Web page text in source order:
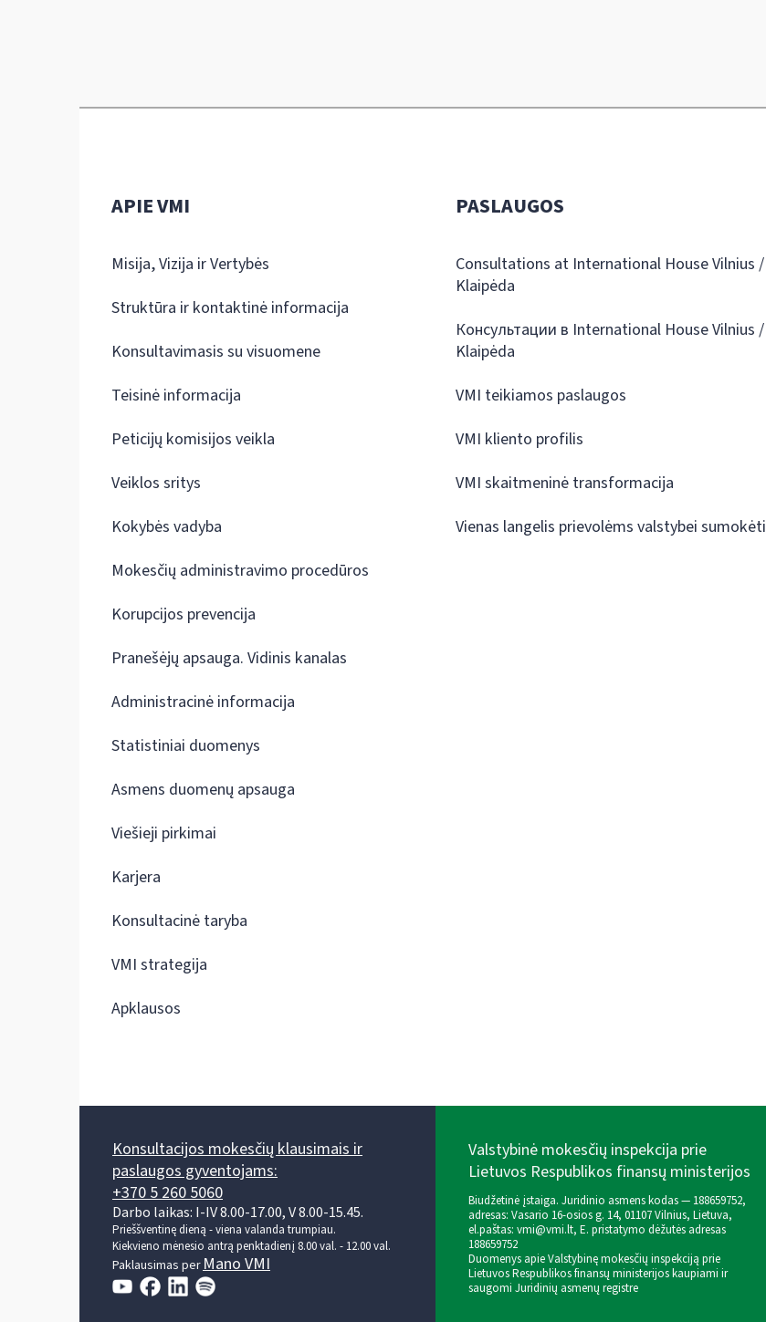
APIE VMI
Misija, Vizija ir Vertybės
Struktūra ir kontaktinė informacija
Konsultavimasis su visuomene
Teisinė informacija
Peticijų komisijos veikla
Veiklos sritys
Kokybės vadyba
Mokesčių administravimo procedūros
Korupcijos prevencija
Pranešėjų apsauga. Vidinis kanalas
Administracinė informacija
Statistiniai duomenys
Asmens duomenų apsauga
Viešieji pirkimai
Karjera
Konsultacinė taryba
VMI strategija
Apklausos
PASLAUGOS
Consultations at International House Vilnius /
Klaipėda
Консультации в International House Vilnius /
Klaipėda
VMI teikiamos paslaugos
VMI kliento profilis
VMI skaitmeninė transformacija
Vienas langelis prievolėms valstybei sumokėti
Konsultacijos mokesčių klausimais ir
paslaugos gyventojams:
+370 5 260 5060
Darbo laikas: I-IV 8.00-17.00, V 8.00-15.45.
Prieššventinę dieną - viena valanda trumpiau.
Kiekvieno mėnesio antrą penktadienį 8.00 val. - 12.00 val.
Paklausimas per Mano VMI
Valstybinė mokesčių inspekcija prie
Lietuvos Respublikos finansų ministerijos
Biudžetinė įstaiga. Juridinio asmens kodas — 188659752,
adresas: Vasario 16-osios g. 14, 01107 Vilnius, Lietuva,
el.paštas: vmi@vmi.lt, E. pristatymo dėžutės adresas
188659752
Duomenys apie Valstybinę mokesčių inspekciją prie
Lietuvos Respublikos finansų ministerijos kaupiami ir
saugomi Juridinių asmenų registre